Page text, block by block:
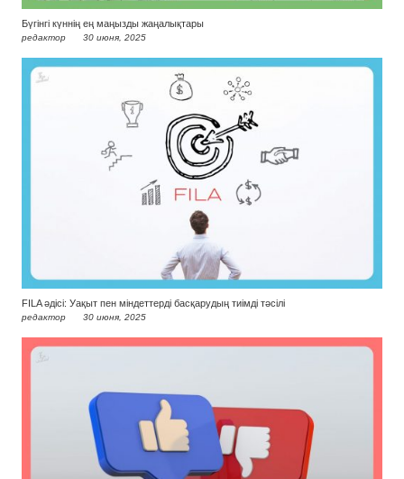
Бүгінгі күннің ең маңызды жаңалықтары
редактор 30 июня, 2025
FILA әдісі: Уақыт пен міндеттерді басқарудың тиімді тәсілі
редактор 30 июня, 2025